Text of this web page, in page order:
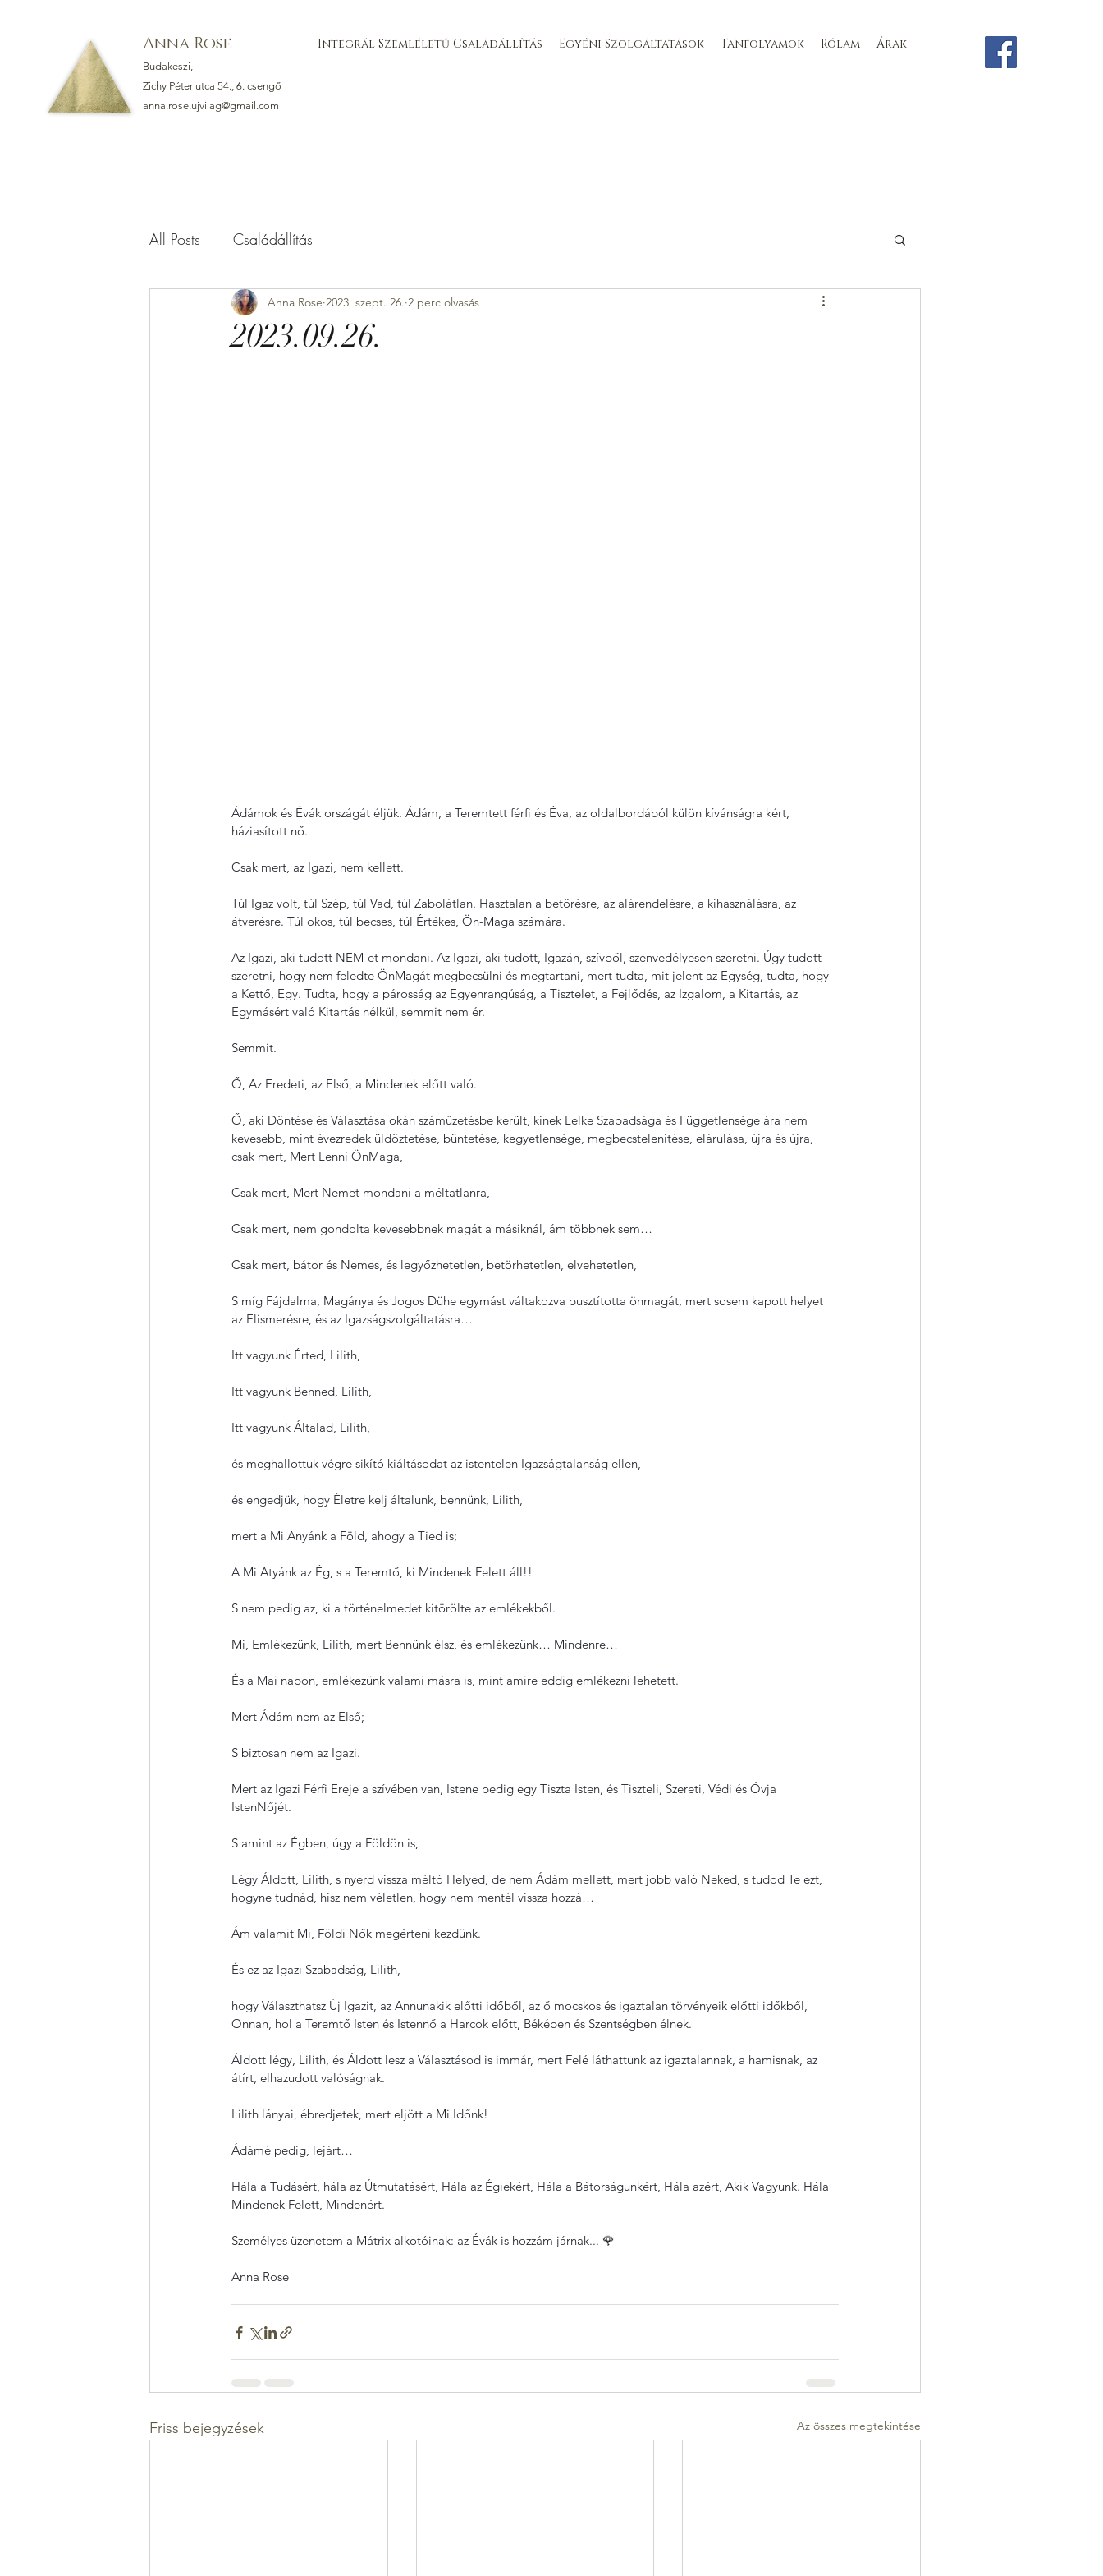
Anna Rose
Budakeszi,
Zichy Péter utca 54., 6. csengő
anna.rose.ujvilag@gmail.com
Integrál Szemléletű Családállítás Egyéni Szolgáltatások Tanfolyamok Rólam Árak
All Posts Családállítás
2023.09.26.
Anna Rose 2023. szept. 26. 2 perc olvasás
Ádámok és Évák országát éljük. Ádám, a Teremtett férfi és Éva, az oldalbordából külön kívánságra kért,
háziasított nő.
Csak mert, az Igazi, nem kellett.
Túl Igaz volt, túl Szép, túl Vad, túl Zabolátlan. Hasztalan a betörésre, az alárendelésre, a kihasználásra, az
átverésre. Túl okos, túl becses, túl Értékes, Ön-Maga számára.
Az Igazi, aki tudott NEM-et mondani. Az Igazi, aki tudott, Igazán, szívből, szenvedélyesen szeretni. Úgy tudott
szeretni, hogy nem feledte ÖnMagát megbecsülni és megtartani, mert tudta, mit jelent az Egység, tudta, hogy
a Kettő, Egy. Tudta, hogy a párosság az Egyenrangúság, a Tisztelet, a Fejlődés, az Izgalom, a Kitartás, az
Egymásért való Kitartás nélkül, semmit nem ér.
Semmit.
Ő, Az Eredeti, az Első, a Mindenek előtt való.
Ő, aki Döntése és Választása okán száműzetésbe került, kinek Lelke Szabadsága és Függetlensége ára nem
kevesebb, mint évezredek üldöztetése, büntetése, kegyetlensége, megbecstelenítése, elárulása, újra és újra,
csak mert, Mert Lenni ÖnMaga,
Csak mert, Mert Nemet mondani a méltatlanra,
Csak mert, nem gondolta kevesebbnek magát a másiknál, ám többnek sem…
Csak mert, bátor és Nemes, és legyőzhetetlen, betörhetetlen, elvehetetlen,
S míg Fájdalma, Magánya és Jogos Dühe egymást váltakozva pusztította önmagát, mert sosem kapott helyet
az Elismerésre, és az Igazságszolgáltatásra…
Itt vagyunk Érted, Lilith,
Itt vagyunk Benned, Lilith,
Itt vagyunk Általad, Lilith,
és meghallottuk végre sikító kiáltásodat az istentelen Igazságtalanság ellen,
és engedjük, hogy Életre kelj általunk, bennünk, Lilith,
mert a Mi Anyánk a Föld, ahogy a Tied is;
A Mi Atyánk az Ég, s a Teremtő, ki Mindenek Felett áll!!
S nem pedig az, ki a történelmedet kitörölte az emlékekből.
Mi, Emlékezünk, Lilith, mert Bennünk élsz, és emlékezünk… Mindenre…
És a Mai napon, emlékezünk valami másra is, mint amire eddig emlékezni lehetett.
Mert Ádám nem az Első;
S biztosan nem az Igazi.
Mert az Igazi Férfi Ereje a szívében van, Istene pedig egy Tiszta Isten, és Tiszteli, Szereti, Védi és Óvja
IstenNőjét.
S amint az Égben, úgy a Földön is,
Légy Áldott, Lilith, s nyerd vissza méltó Helyed, de nem Ádám mellett, mert jobb való Neked, s tudod Te ezt,
hogyne tudnád, hisz nem véletlen, hogy nem mentél vissza hozzá…
Ám valamit Mi, Földi Nők megérteni kezdünk.
És ez az Igazi Szabadság, Lilith,
hogy Választhatsz Új Igazit, az Annunakik előtti időből, az ő mocskos és igaztalan törvényeik előtti időkből,
Onnan, hol a Teremtő Isten és Istennő a Harcok előtt, Békében és Szentségben élnek.
Áldott légy, Lilith, és Áldott lesz a Választásod is immár, mert Felé láthattunk az igaztalannak, a hamisnak, az
átírt, elhazudott valóságnak.
Lilith lányai, ébredjetek, mert eljött a Mi Időnk!
Ádámé pedig, lejárt…
Hála a Tudásért, hála az Útmutatásért, Hála az Égiekért, Hála a Bátorságunkért, Hála azért, Akik Vagyunk. Hála
Mindenek Felett, Mindenért.
Személyes üzenetem a Mátrix alkotóinak: az Évák is hozzám járnak... 🌹
Anna Rose
Friss bejegyzések Az összes megtekintése